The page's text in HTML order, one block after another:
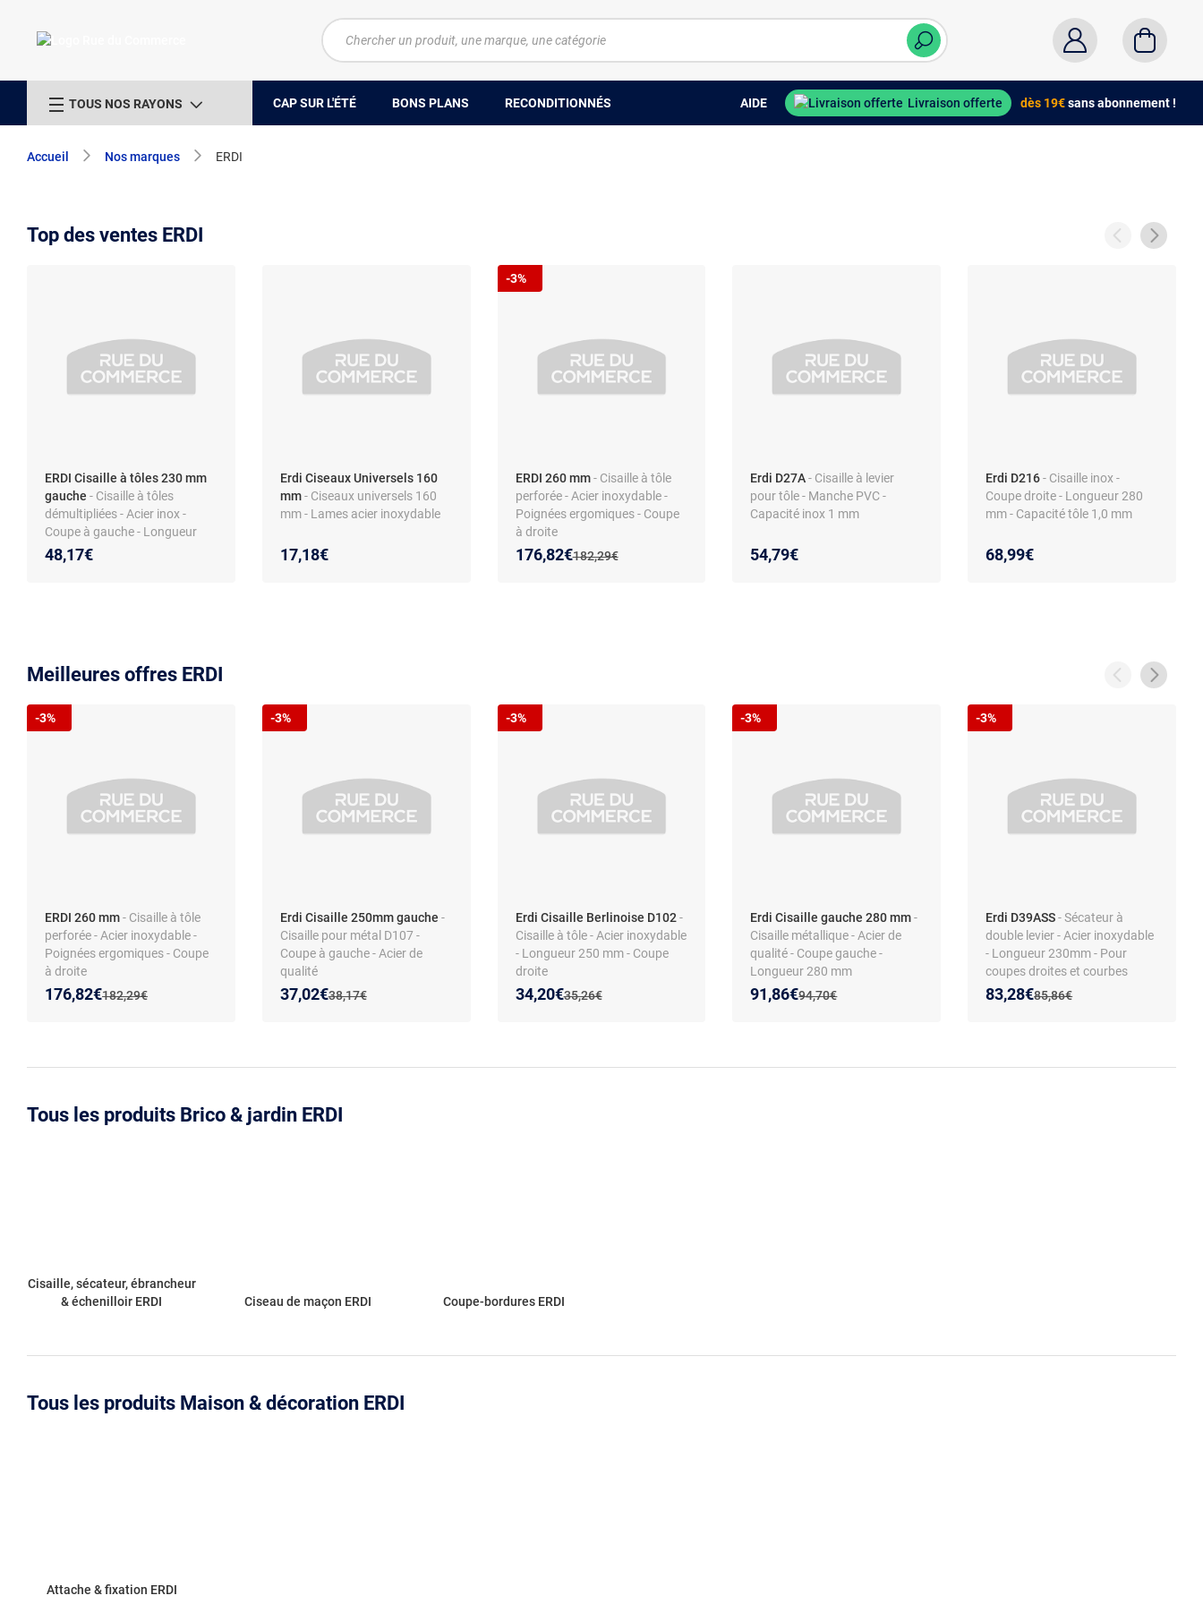
TOUS NOS RAYONS CAP SUR L'ÉTÉ BONS PLANS RECONDITIONNÉS AIDE Livraison offerte dès 19€sans abonnement !
Accueil Nos marques ERDI
Top des ventes ERDI
ERDI Cisaille à tôles 230 mm
gauche - Cisaille à tôles
démultipliées - Acier inox -
Coupe à gauche - Longueur
230 mm
48,17€
Erdi Ciseaux Universels 160
mm- Ciseaux universels 160
mm - Lames acier inoxydable
17,18€
ERDI 260 mm- Cisaille à tôle
perforée - Acier inoxydable -
Poignées ergomiques - Coupe
à droite
Ancien prix :
182,29€
Nouveau prix :
176,82€
Réduction de :
-3%
Erdi D27A- Cisaille à levier
pour tôle - Manche PVC -
Capacité inox 1 mm
54,79€
Erdi D216- Cisaille inox -
Coupe droite - Longueur 280
mm - Capacité tôle 1,0 mm
68,99€
Meilleures offres ERDI
ERDI 260 mm- Cisaille à tôle
perforée - Acier inoxydable -
Poignées ergomiques - Coupe
à droite
Ancien prix :
182,29€
Nouveau prix :
176,82€
Réduction de :
-3%
Erdi Cisaille 250mm gauche -
Cisaille pour métal D107 -
Coupe à gauche - Acier de
qualité
Ancien prix :
38,17€
Nouveau prix :
37,02€
Réduction de :
-3%
Erdi Cisaille Berlinoise D102-
Cisaille à tôle - Acier inoxydable
- Longueur 250 mm - Coupe
droite
Ancien prix :
35,26€
Nouveau prix :
34,20€
Réduction de :
-3%
Erdi Cisaille gauche 280 mm-
Cisaille métallique - Acier de
qualité - Coupe gauche -
Longueur 280 mm
Ancien prix :
94,70€
Nouveau prix :
91,86€
Réduction de :
-3%
Erdi D39ASS- Sécateur à
double levier - Acier inoxydable
- Longueur 230mm - Pour
coupes droites et courbes
Ancien prix :
85,86€
Nouveau prix :
83,28€
Réduction de :
-3%
Tous les produits Brico & jardin ERDI
Cisaille, sécateur, ébrancheur
& échenilloir ERDI
Ciseau de maçon ERDI Coupe-bordures ERDI
Tous les produits Maison & décoration ERDI
Attache & fixation ERDI